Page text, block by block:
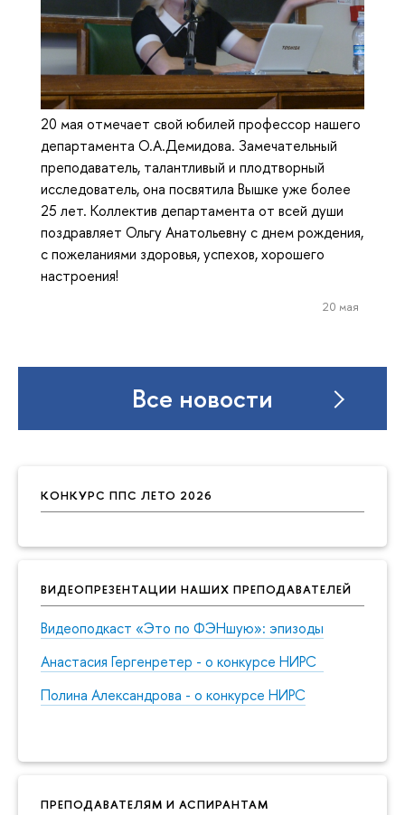
КОНКУРС ППС ЛЕТО 2026
ВИДЕОПРЕЗЕНТАЦИИ НАШИХ ПРЕПОДАВАТЕЛЕЙ
Видеоподкаст «Это по ФЭНшую»: эпизоды
Анастасия Гергенретер - о конкурсе НИРС
Полина Александрова - о конкурсе НИРС
ПРЕПОДАВАТЕЛЯМ И АСПИРАНТАМ
20 мая отмечает свой юбилей профессор нашего
департамента О.А.Демидова. Замечательный
преподаватель, талантливый и плодтворный
исследователь, она посвятила Вышке уже более
25 лет. Коллектив департамента от всей души
поздравляет Ольгу Анатольевну с днем рождения,
с пожеланиями здоровья, успехов, хорошего
настроения!
20 мая
Все новости